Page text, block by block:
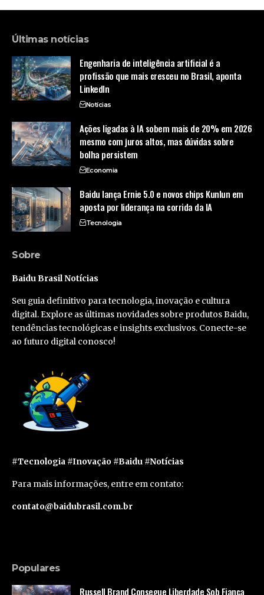
Últimas notícias
Engenharia de inteligência artificial é a
profissão que mais cresceu no Brasil, aponta
LinkedIn
Notícias
Ações ligadas à IA sobem mais de 20% em 2026
mesmo com juros altos, mas dúvidas sobre
bolha persistem
Economia
Baidu lança Ernie 5.0 e novos chips Kunlun em
aposta por liderança na corrida da IA
Tecnologia
Sobre
Baidu Brasil Notícias
Seu guia definitivo para tecnologia, inovação e cultura
digital. Explore as últimas novidades sobre produtos Baidu,
tendências tecnológicas e insights exclusivos. Conecte-se
ao futuro digital conosco!
#Tecnologia #Inovação #Baidu #Notícias
Para mais informações, entre em contato:
contato@baidubrasil.com.br
Populares
Russell Brand Consegue Liberdade Sob Fiança